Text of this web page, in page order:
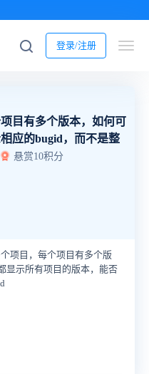
登录/注册
目有多个版本，如何可
应的bugid，而不是整
悬赏10积分
项目，每个项目有多个版
显示所有项目的版本，能否